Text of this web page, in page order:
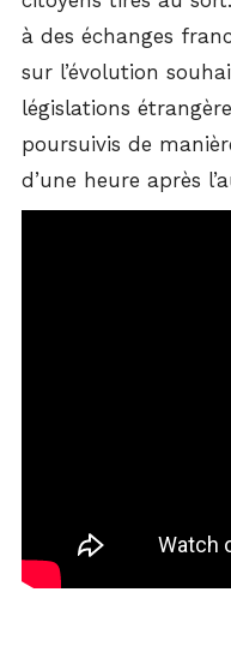
à des échanges
sur l’évolution
législations
poursuivis de
d’une heure après